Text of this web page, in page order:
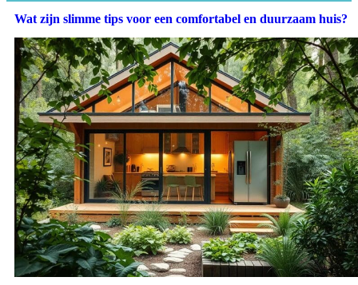
Wat zijn slimme tips voor een comfortabel en duurzaam huis?